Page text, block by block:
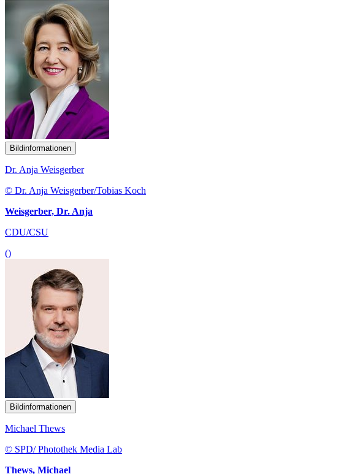
Bildinformationen
Dr. Anja Weisgerber
© Dr. Anja Weisgerber/Tobias Koch
Weisgerber, Dr. Anja
CDU/CSU
()
Bildinformationen
Michael Thews
© SPD/ Photothek Media Lab
Thews, Michael